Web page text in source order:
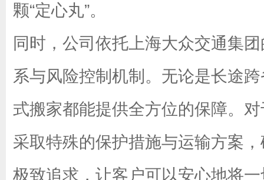
颗“定心丸”。
同时，公司依托上海大众交通集
系与风险控制机制。无论是长途
式搬家都能提供全方位的保障。
采取特殊的保护措施与运输方案
极致追求，让客户可以安心地将